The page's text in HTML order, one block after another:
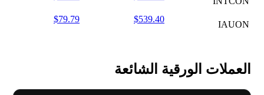
IAUON
$539.40
$79.79
العملات الورقية الشائعة